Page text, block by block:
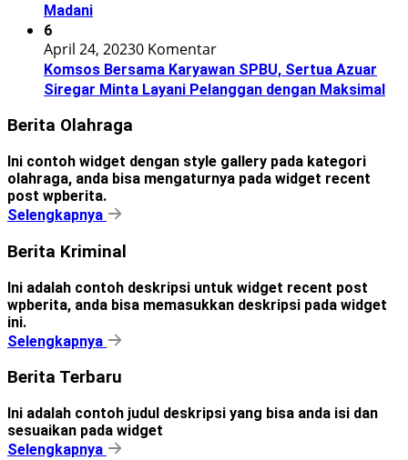
Madani
6
April 24, 20230 Komentar
Komsos Bersama Karyawan SPBU, Sertua Azuar
Siregar Minta Layani Pelanggan dengan Maksimal
Berita Olahraga
Ini contoh widget dengan style gallery pada kategori
olahraga, anda bisa mengaturnya pada widget recent
post wpberita.
Selengkapnya
Berita Kriminal
Ini adalah contoh deskripsi untuk widget recent post
wpberita, anda bisa memasukkan deskripsi pada widget
ini.
Selengkapnya
Berita Terbaru
Ini adalah contoh judul deskripsi yang bisa anda isi dan
sesuaikan pada widget
Selengkapnya